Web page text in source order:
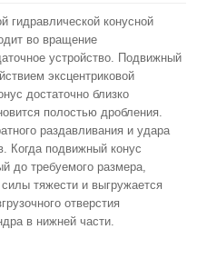
гидравлической конусной
во вращение
устройство. Подвижный
эксцентриковой
достаточно близко
полостью дробления.
раздавливания и удара
Когда подвижный конус
до требуемого размера,
тяжести и выгружается
отверстия
в нижней части.